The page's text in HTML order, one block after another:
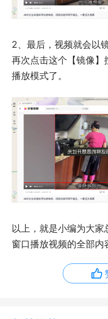
2、最后，视频就会以
再次点击这个【镜像
播放模式了。
以上，就是小编为大
窗口播放视频的全部内